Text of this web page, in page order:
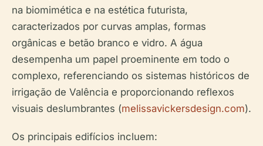
na biomimética e na estética futurista,
caracterizados por curvas amplas, formas
orgânicas e betão branco e vidro. A água
desempenha um papel proeminente em todo o
complexo, referenciando os sistemas históricos de
irrigação de Valência e proporcionando reflexos
visuais deslumbrantes (melissavickersdesign.com).
Os principais edifícios incluem: